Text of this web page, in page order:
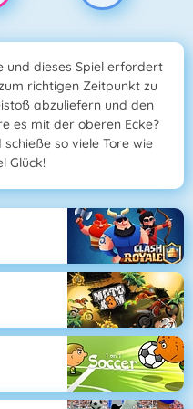
und dieses Spiel erfordert
richtigen Zeitpunkt zu
abzuliefern und den
es mit der oberen Ecke?
so viele Tore wie
Glück!